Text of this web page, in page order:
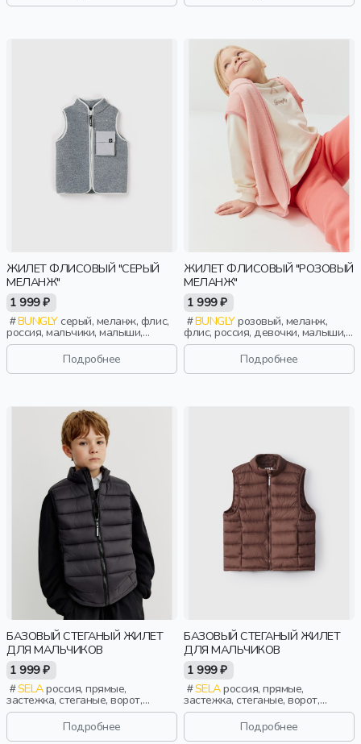
ЖИЛЕТ ФЛИСОВЫЙ "СЕРЫЙ
МЕЛАНЖ"
1 999 ₽
BUNGLYсерый, меланж, флис,
россия, мальчики, малыши,
дошкольники, дети
Подробнее
ЖИЛЕТ ФЛИСОВЫЙ "РОЗОВЫЙ
МЕЛАНЖ"
1 999 ₽
BUNGLYрозовый, меланж,
флис, россия, девочки, малыши,
дошкольники, дети
Подробнее
БАЗОВЫЙ СТЕГАНЫЙ ЖИЛЕТ
ДЛЯ МАЛЬЧИКОВ
1 999 ₽
SELAроссия, прямые,
застежка, стеганые, ворот,
школа, прорези, непромокаемые,
воротник, воротник-стойка,
мальчики, детиПодробнее
БАЗОВЫЙ СТЕГАНЫЙ ЖИЛЕТ
ДЛЯ МАЛЬЧИКОВ
1 999 ₽
SELAроссия, прямые,
застежка, стеганые, ворот,
школа, прорези, непромокаемые,
воротник, воротник-стойка,
мальчики, детиПодробнее